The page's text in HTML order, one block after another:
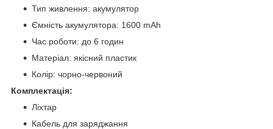
Тип живлення: акумулятор
Ємність акумулятора: 1600 mAh
Час роботи: до 6 годин
Матеріал: якісний пластик
Колір: чорно-червоний
Комплектація:
Ліхтар
Кабель для заряджання